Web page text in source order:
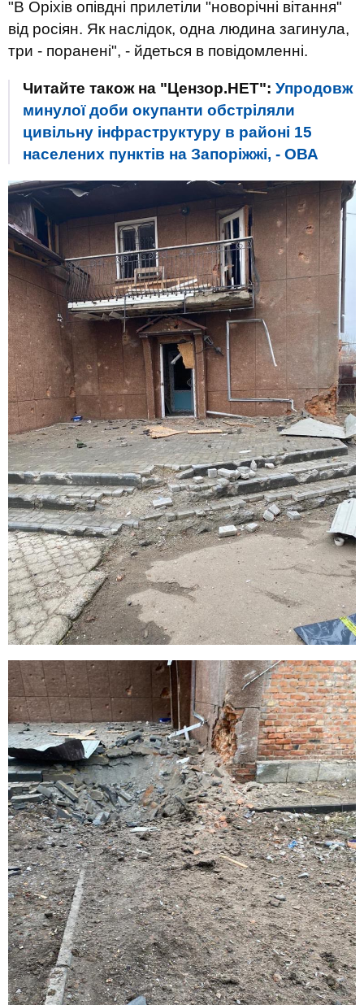
"В Оріхів опівдні прилетіли "новорічні вітання"
від росіян. Як наслідок, одна людина загинула,
три - поранені", - йдеться в повідомленні.
Читайте також на "Цензор.НЕТ": Упродовж
минулої доби окупанти обстріляли
цивільну інфраструктуру в районі 15
населених пунктів на Запоріжжі, - ОВА